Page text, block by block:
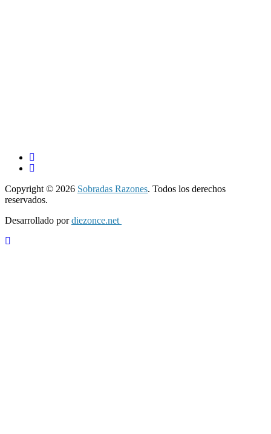
Copyright © 2026 Sobradas Razones. Todos los derechos
reservados.
Desarrollado pordiezonce.net